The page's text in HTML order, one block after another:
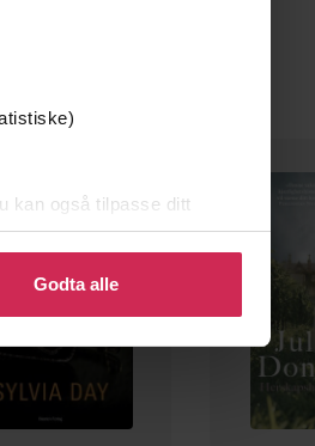
kan også tilpasse ditt
eller endre ditt samtykke.
Godta alle